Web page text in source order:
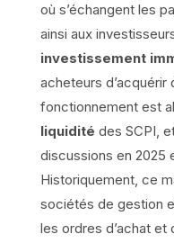
où s’échangent les
ainsi aux
investissement
acheteurs
fonctionnement est
liquidité des SCPI,
discussions en 2025
Historiquement, ce
sociétés de gestion
les ordres d’achat